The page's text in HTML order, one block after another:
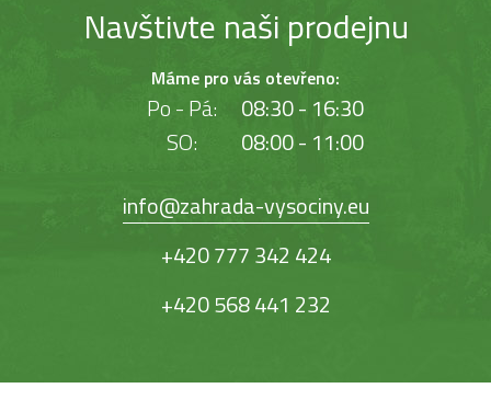
Navštivte naši prodejnu
Máme pro vás otevřeno:
Po - Pá:
08:30 - 16:30
SO:
08:00 - 11:00
info@zahrada-vysociny.eu
+420 777 342 424
+420 568 441 232